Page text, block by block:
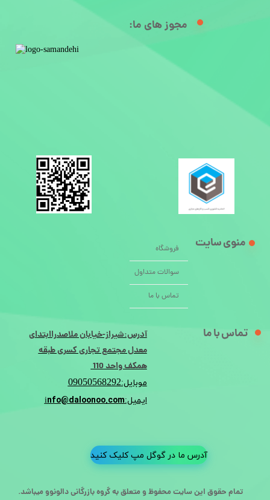
تمام حقوق این سایت محفوظ و متعلق به گروه بازرگانی دالونوو میباشد.
فروشگاه
سوالات متداول
تماس با ما
منوی سایت
تماس با ما
آدرس:شیراز-خیابان ملاصدراابتدای
معدل مجتمع تجاری کسری طبقه
همکف واحد 110
موبایل:09050568292
ایمیل:info@daloonoo.com
مجوز های ما:​
آدرس ما در گوگل مپ کلیک کنید